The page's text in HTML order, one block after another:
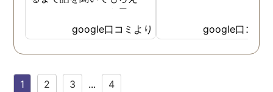
て、ここならという思いで
依頼しました。代表さんが
私と一緒に戦ってくれてる
感じがして、心強かったで
現在離婚調停中です。弁護
google口コミより google口コミ
1 2 3 ... 4